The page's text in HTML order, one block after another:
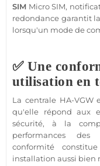
SIM Micro SIM,
redondance garantit
lorsqu'un mode de
✅ Une
utilisation en
La centrale HA-VGW
qu'elle répond aux
sécurité, à la
performances des
conformité
installation aussi bien